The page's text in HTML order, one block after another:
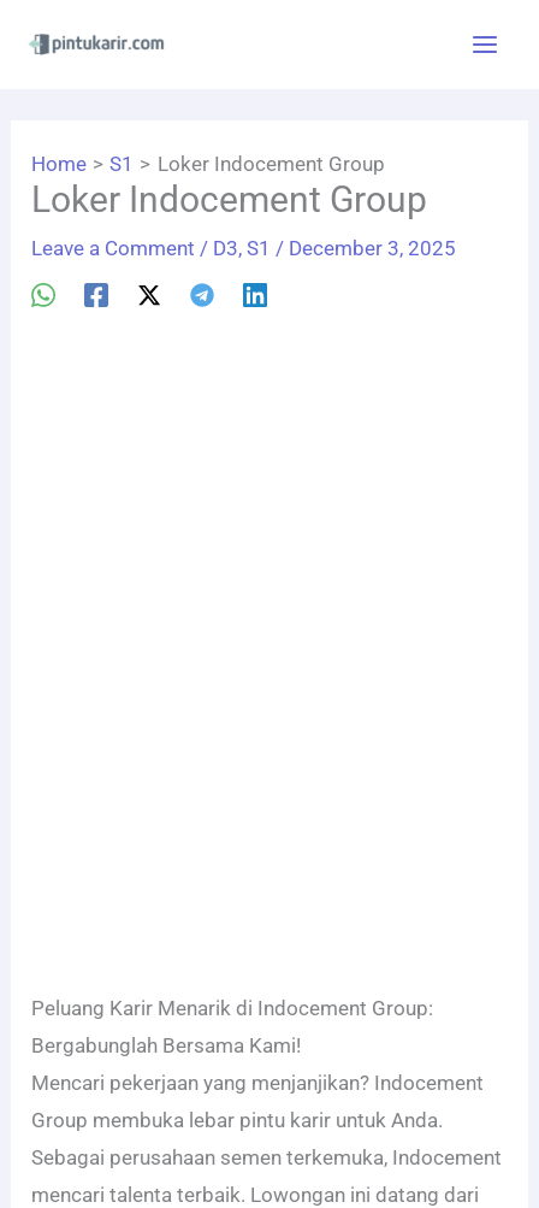
Home S1 Loker Indocement Group
Loker Indocement Group
Leave a Comment / D3,S1 / December 3, 2025
Peluang Karir Menarik di Indocement Group:
Bergabunglah Bersama Kami!
Mencari pekerjaan yang menjanjikan? Indocement
Group membuka lebar pintu karir untuk Anda.
Sebagai perusahaan semen terkemuka, Indocement
mencari talenta terbaik. Lowongan ini datang dari